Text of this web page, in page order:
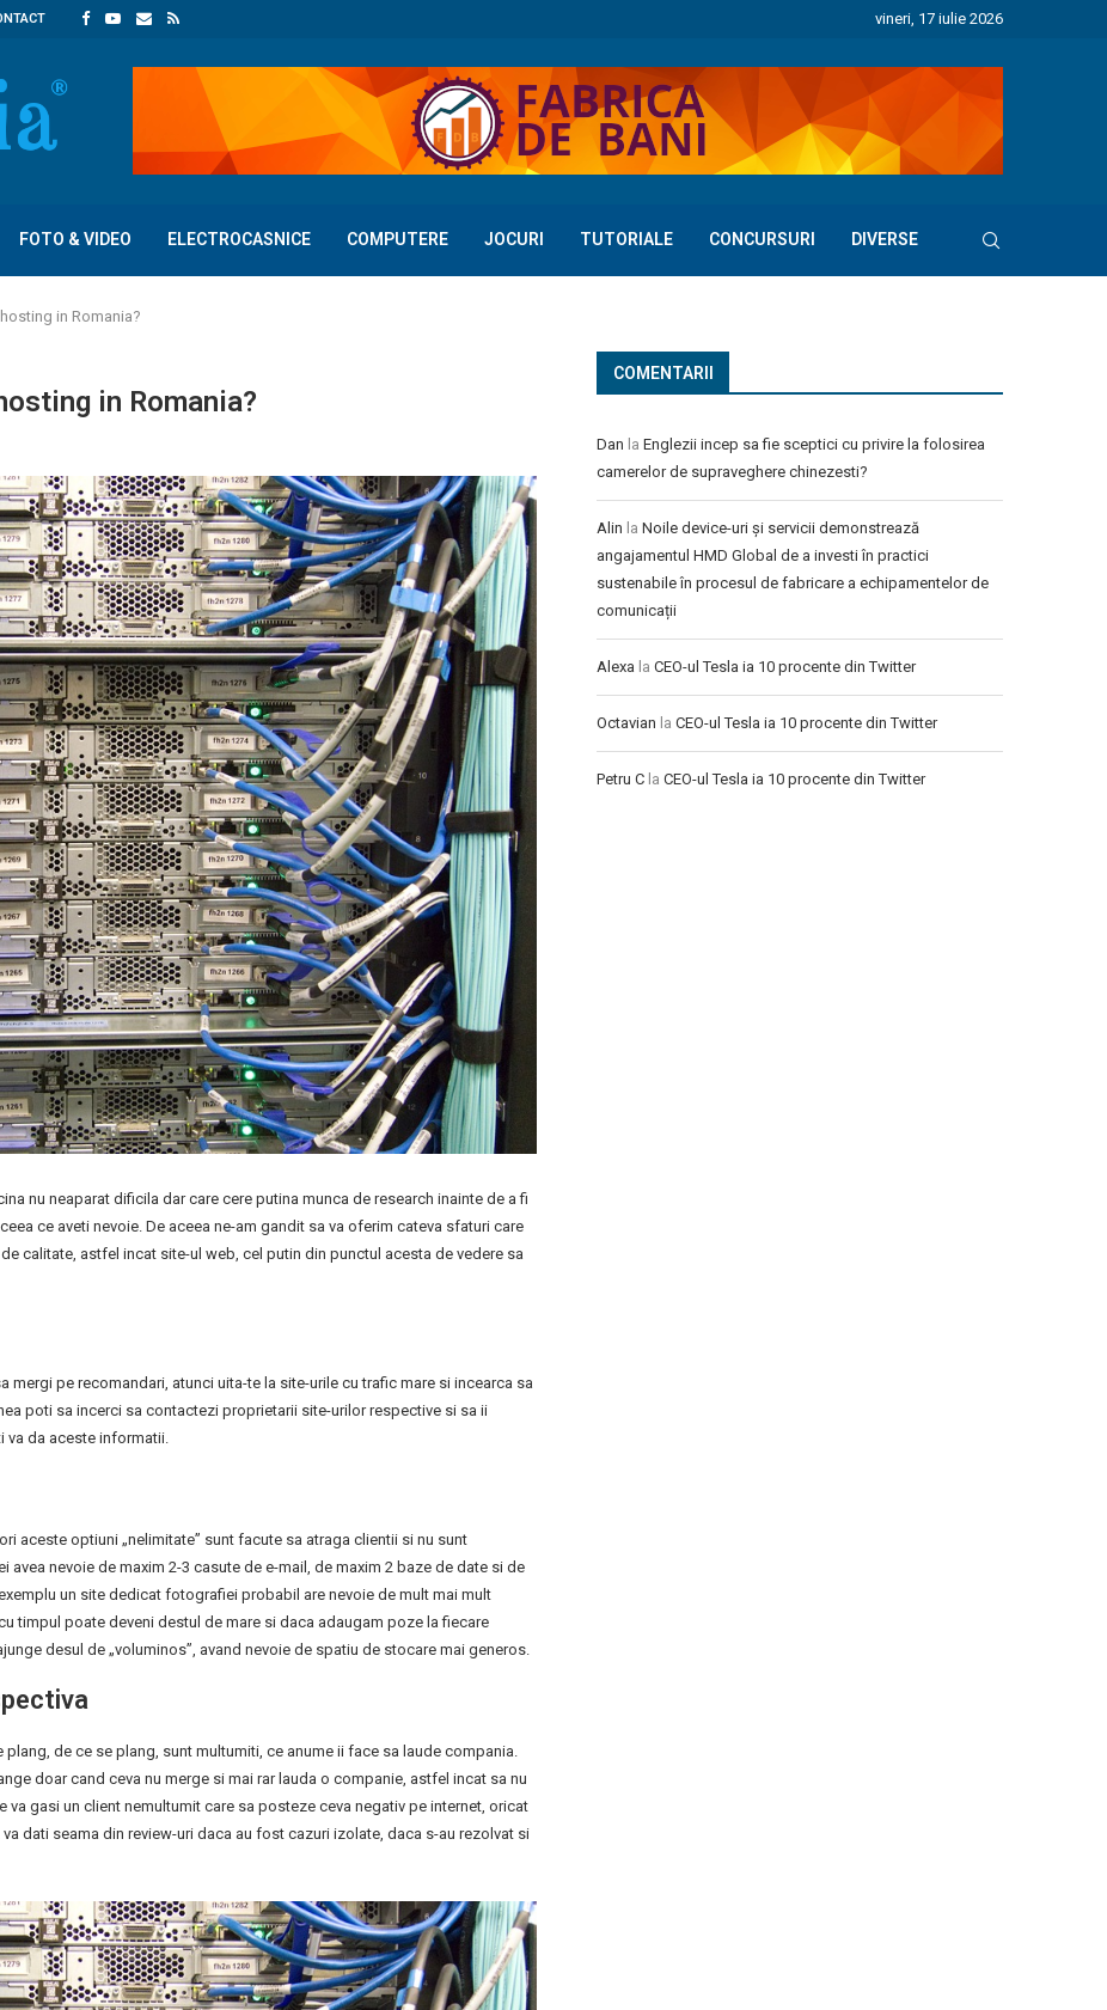
vineri, 17 iulie 2026
FOTO & VIDEO ELECTROCASNICE COMPUTERE JOCURI TUTORIALE CONCURSURI DIVERSE
in Romania?
in Romania?
nu neaparat dificila dar care cere putina munca de research inainte de a fi
ce aveti nevoie. De aceea ne-am gandit sa va oferim cateva sfaturi care
de calitate, astfel incat site-ul web, cel putin din punctul acesta de vedere sa
mergi pe recomandari, atunci uita-te la site-urile cu trafic mare si incearca sa
poti sa incerci sa contactezi proprietarii site-urilor respective si sa ii
va da aceste informatii.
aceste optiuni „nelimitate” sunt facute sa atraga clientii si nu sunt
avea nevoie de maxim 2-3 casute de e-mail, de maxim 2 baze de date si de
un site dedicat fotografiei probabil are nevoie de mult mai mult
timpul poate deveni destul de mare si daca adaugam poze la fiecare
desul de „voluminos”, avand nevoie de spatiu de stocare mai generos.
de ce se plang, sunt multumiti, ce anume ii face sa laude compania.
doar cand ceva nu merge si mai rar lauda o companie, astfel incat sa nu
gasi un client nemultumit care sa posteze ceva negativ pe internet, oricat
dati seama din review-uri daca au fost cazuri izolate, daca s-au rezolvat si
COMENTARII
Dan la Englezii incep sa fie sceptici cu privire la folosirea
camerelor de supraveghere chinezesti?
Alin la Noile device-uri și servicii demonstrează
angajamentul HMD Global de a investi în practici
sustenabile în procesul de fabricare a echipamentelor de
comunicații
Alexa la CEO-ul Tesla ia 10 procente din Twitter
Octavian la CEO-ul Tesla ia 10 procente din Twitter
Petru C la CEO-ul Tesla ia 10 procente din Twitter